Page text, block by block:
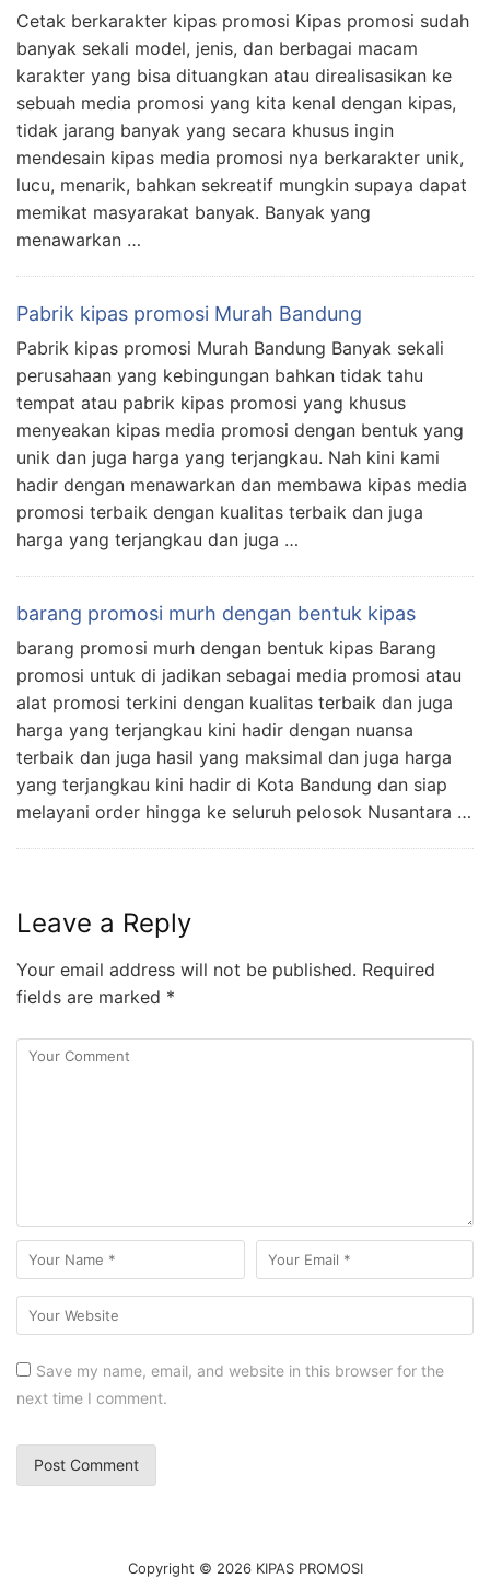
Cetak berkarakter kipas promosi Kipas promosi sudah
banyak sekali model, jenis, dan berbagai macam
karakter yang bisa dituangkan atau direalisasikan ke
sebuah media promosi yang kita kenal dengan kipas,
tidak jarang banyak yang secara khusus ingin
mendesain kipas media promosi nya berkarakter unik,
lucu, menarik, bahkan sekreatif mungkin supaya dapat
memikat masyarakat banyak. Banyak yang
menawarkan …
Pabrik kipas promosi Murah Bandung
Pabrik kipas promosi Murah Bandung Banyak sekali
perusahaan yang kebingungan bahkan tidak tahu
tempat atau pabrik kipas promosi yang khusus
menyeakan kipas media promosi dengan bentuk yang
unik dan juga harga yang terjangkau. Nah kini kami
hadir dengan menawarkan dan membawa kipas media
promosi terbaik dengan kualitas terbaik dan juga
harga yang terjangkau dan juga …
barang promosi murh dengan bentuk kipas
barang promosi murh dengan bentuk kipas Barang
promosi untuk di jadikan sebagai media promosi atau
alat promosi terkini dengan kualitas terbaik dan juga
harga yang terjangkau kini hadir dengan nuansa
terbaik dan juga hasil yang maksimal dan juga harga
yang terjangkau kini hadir di Kota Bandung dan siap
melayani order hingga ke seluruh pelosok Nusantara …
Leave a Reply
Your email address will not be published. Required
fields are marked *
Save my name, email, and website in this browser for the
next time I comment.
Copyright © 2026 KIPAS PROMOSI